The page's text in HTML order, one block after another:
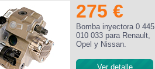
275 €
Bomba inyectora 0 445
010 033 para Renault,
Opel y Nissan.
Ver detalle